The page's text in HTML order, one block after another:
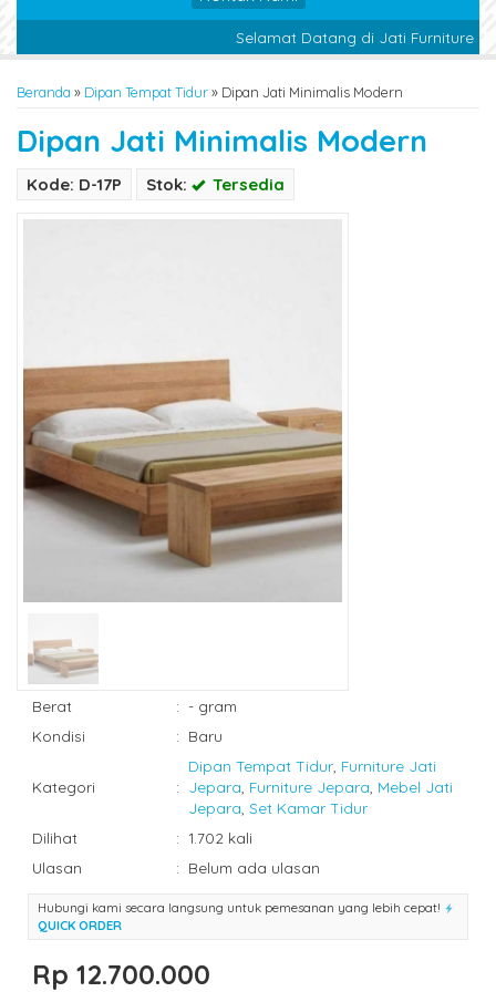
Selamat Datang di Jati Furniture
Beranda » Dipan Tempat Tidur» Dipan Jati Minimalis Modern
Dipan Jati Minimalis Modern
Kode: D-17P Stok: Tersedia
Berat : - gram
Kondisi
: Baru
Kategori :
Dipan Tempat Tidur Furniture Jati
Jepara Furniture Jepara Mebel Jati
Jepara Set Kamar Tidur
Dilihat
: 1.702 kali
Ulasan
: Belum ada ulasan
Hubungi kami secara langsung untuk pemesanan yang lebih cepat!
QUICK ORDER
Rp 12.700.000